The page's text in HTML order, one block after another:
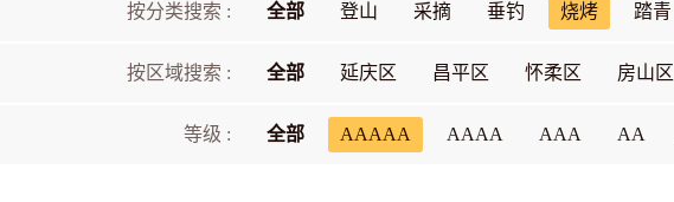
按分类搜索 : 全部 登山 采摘 垂钓 烧烤 踏青
按区域搜索 : 全部 延庆区 昌平区 怀柔区 房山区
等级 : 全部 AAAAA AAAA AAA AA